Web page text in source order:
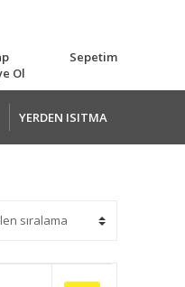
Ol
Sepetim
YERDEN ISITMA